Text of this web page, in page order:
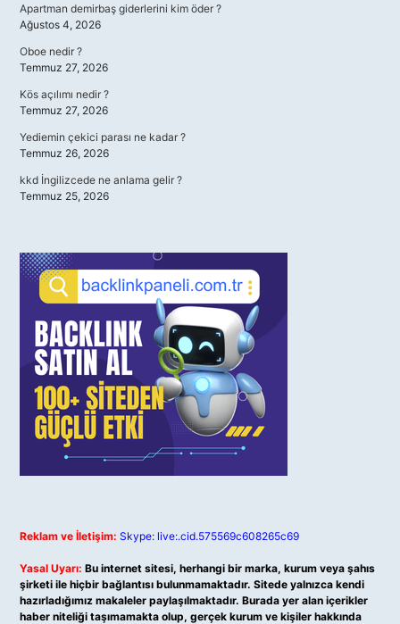
Apartman demirbaş giderlerini kim öder ?
Ağustos 4, 2026
Oboe nedir ?
Temmuz 27, 2026
Kös açılımı nedir ?
Temmuz 27, 2026
Yediemin çekici parası ne kadar ?
Temmuz 26, 2026
kkd İngilizcede ne anlama gelir ?
Temmuz 25, 2026
Reklam ve İletişim: Skype: live:.cid.575569c608265c69
Yasal Uyarı: Bu internet sitesi, herhangi bir marka, kurum veya şahıs
şirketi ile hiçbir bağlantısı bulunmamaktadır. Sitede yalnızca kendi
hazırladığımız makaleler paylaşılmaktadır. Burada yer alan içerikler
haber niteliği taşımamakta olup, gerçek kurum ve kişiler hakkında